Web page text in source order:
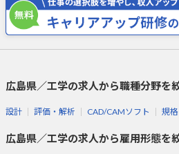
広島県／工学の求人から職種分野を
設計 評価・解析 CAD/CAMソフト 規
広島県／工学の求人から雇用形態を